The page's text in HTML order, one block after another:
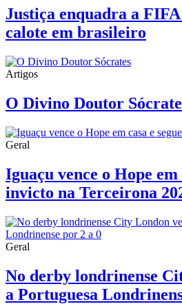
Justiça enquadra a
calote em brasileiro
Artigos
O Divino Doutor
Geral
Iguaçu vence o Hope em
invicto na Terceirona
Geral
No derby londrinense
a Portuguesa